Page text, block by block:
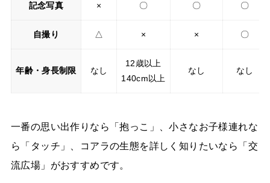
記念写真 × 〇 〇 〇
自撮り △ × × 〇
年齢・身長制限 なし
12歳以上
140cm以上
なし なし
一番の思い出作りなら「抱っこ」、小さなお子様連れな
ら「タッチ」、コアラの生態を詳しく知りたいなら「交
流広場」がおすすめです。